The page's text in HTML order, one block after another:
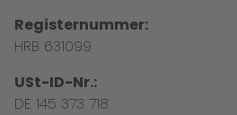
Registernummer:
HRB 631099
USt-ID-Nr.:
DE 145 373 718